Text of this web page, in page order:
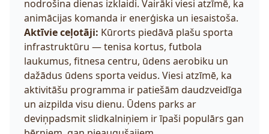
nodrošina dienas izklaidi. Vairāki viesi atzīmē, ka
animācijas komanda ir enerģiska un iesaistoša.
Aktīvie ceļotāji: Kūrorts piedāvā plašu sporta
infrastruktūru — tenisa kortus, futbola
laukumus, fitnesa centru, ūdens aerobiku un
dažādus ūdens sporta veidus. Viesi atzīmē, ka
aktivitāšu programma ir patiešām daudzveidīga
un aizpilda visu dienu. Ūdens parks ar
deviņpadsmit slidkalniņiem ir īpaši populārs gan